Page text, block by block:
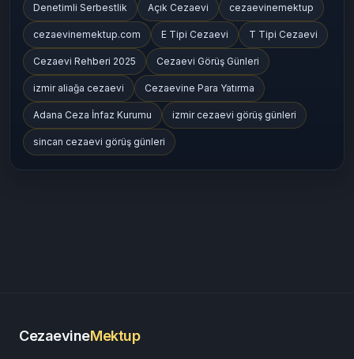
Denetimli Serbestlik Açık Cezaevi cezaevinemektup
cezaevinemektup.com E Tipi Cezaevi T Tipi Cezaevi
Cezaevi Rehberi 2025 Cezaevi Görüş Günleri
izmir aliağa cezaevi Cezaevine Para Yatırma
Adana Ceza İnfaz Kurumu izmir cezaevi görüş günleri
sincan cezaevi görüş günleri
CezaevineMektup